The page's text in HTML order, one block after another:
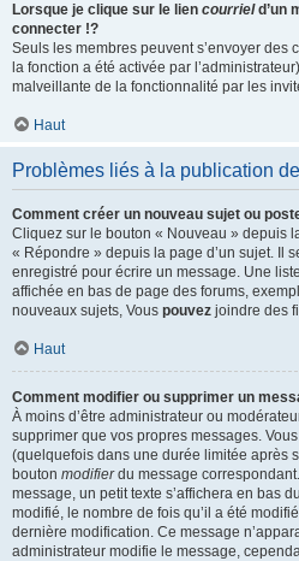
Lorsque je clique sur le lien courrield’un
connecter !?
Seuls les membres peuvent s’envoyer des
la fonction a été activée par
malveillante de la fonctionnalité par les
Haut
Problèmes liés à la publication
Comment créer un nouveau sujet ou
Cliquez sur le bouton « Nouveau » depuis
« Répondre » depuis la page d’un sujet. Il
enregistré pour écrire un message. Une
affichée en bas de page des forums,
nouveaux sujets, Vous pouvez joindre des
Haut
Comment modifier ou supprimer un
À moins d’être administrateur ou
supprimer que vos propres messages.
(quelquefois dans une durée limitée après
bouton modifierdu message
message, un petit texte s’affichera en bas
modifié, le nombre de fois qu’il a été
dernière modification. Ce message
administrateur modifie le message,